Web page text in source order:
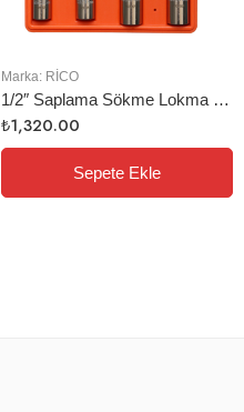
Marka: RİCO
1/2″ Saplama Sökme Lokma Seti
₺1,320.00
Sepete Ekle